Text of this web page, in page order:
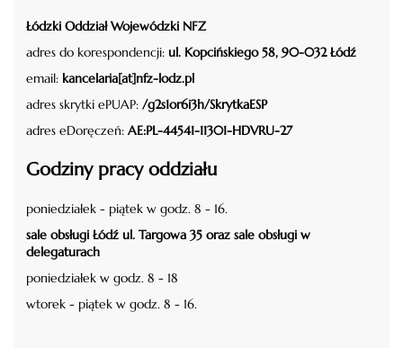
Łódzki Oddział Wojewódzki NFZ
adres do korespondencji: ul. Kopcińskiego 58, 90-032 Łódź
email: kancelaria[at]nfz-lodz.pl
adres skrytki ePUAP: /g2s1or6i3h/SkrytkaESP
adres eDoręczeń: AE:PL-44541-11301-HDVRU-27
Godziny pracy oddziału
poniedziałek - piątek w godz. 8 - 16.
sale obsługi Łódź ul. Targowa 35 oraz sale obsługi w
delegaturach
poniedziałek w godz. 8 - 18
wtorek - piątek w godz. 8 - 16.